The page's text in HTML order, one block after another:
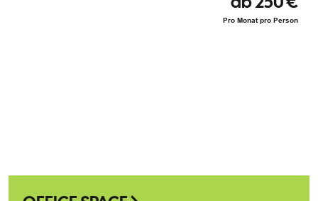
Pro Monat pro Person